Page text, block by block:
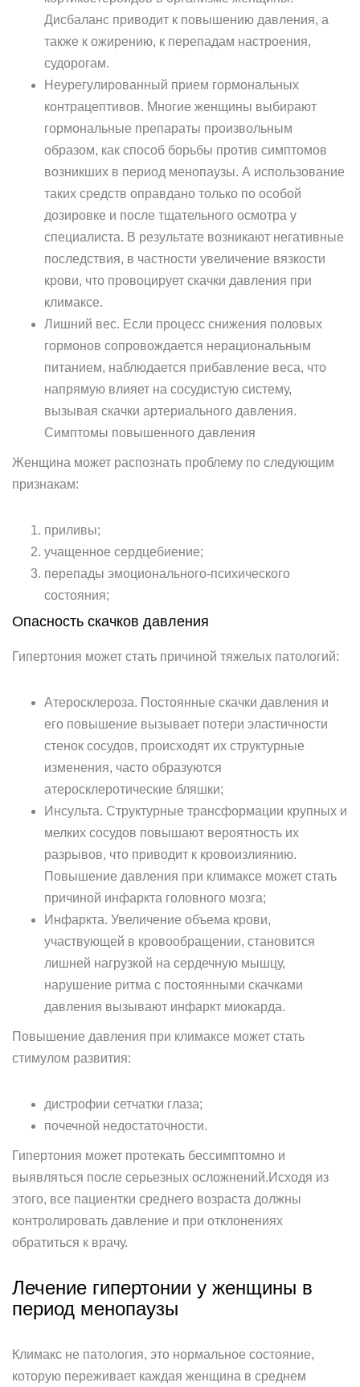
Дисбаланс приводит к повышению давления, а
также к ожирению, к перепадам настроения,
судорогам.
Неурегулированный прием гормональных
контрацептивов. Многие женщины выбирают
гормональные препараты произвольным
образом, как способ борьбы против симптомов
возникших в период менопаузы. А использование
таких средств оправдано только по особой
дозировке и после тщательного осмотра у
специалиста. В результате возникают негативные
последствия, в частности увеличение вязкости
крови, что провоцирует скачки давления при
климаксе.
Лишний вес. Если процесс снижения половых
гормонов сопровождается нерациональным
питанием, наблюдается прибавление веса, что
напрямую влияет на сосудистую систему,
вызывая скачки артериального давления.
Симптомы повышенного давления
Женщина может распознать проблему по следующим
признакам:
приливы;
учащенное сердцебиение;
перепады эмоционального-психического
состояния;
Опасность скачков давления
Гипертония может стать причиной тяжелых патологий:
Атеросклероза. Постоянные скачки давления и
его повышение вызывает потери эластичности
стенок сосудов, происходят их структурные
изменения, часто образуются
атеросклеротические бляшки;
Инсульта. Структурные трансформации крупных и
мелких сосудов повышают вероятность их
разрывов, что приводит к кровоизлиянию.
Повышение давления при климаксе может стать
причиной инфаркта головного мозга;
Инфаркта. Увеличение объема крови,
участвующей в кровообращении, становится
лишней нагрузкой на сердечную мышцу,
нарушение ритма с постоянными скачками
давления вызывают инфаркт миокарда.
Повышение давления при климаксе может стать
стимулом развития:
дистрофии сетчатки глаза;
почечной недостаточности.
Гипертония может протекать бессимптомно и
выявляться после серьезных осложнений.Исходя из
этого, все пациентки среднего возраста должны
контролировать давление и при отклонениях
обратиться к врачу.
Лечение гипертонии у женщины в
период менопаузы
Климакс не патология, это нормальное состояние,
которую переживает каждая женщина в среднем